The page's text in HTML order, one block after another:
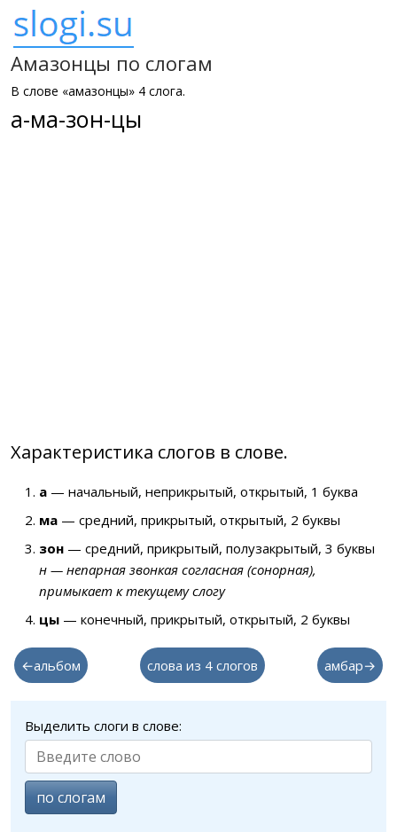
Амазонцы по слогам
В слове «амазонцы» 4 слога.
а-ма-зон-цы
Характеристика слогов в слове.
а — начальный, неприкрытый, открытый, 1 буква
ма — средний, прикрытый, открытый, 2 буквы
зон — средний, прикрытый, полузакрытый, 3 буквы
н — непарная звонкая согласная (сонорная),
примыкает к текущему слогу
цы — конечный, прикрытый, открытый, 2 буквы
←альбом слова из 4 слогов амбар→
Выделить слоги в слове:
по слогам